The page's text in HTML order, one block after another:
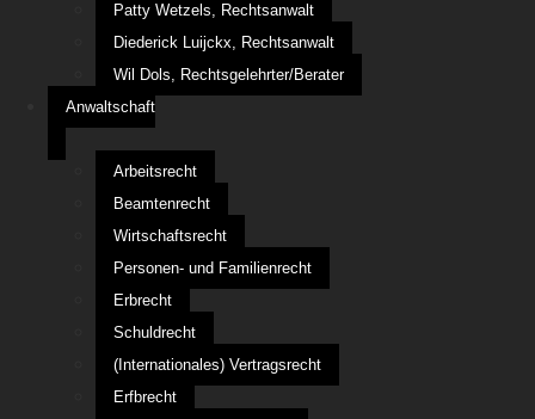
Patty Wetzels, Rechtsanwalt
Diederick Luijckx, Rechtsanwalt
Wil Dols, Rechtsgelehrter/Berater
Anwaltschaft
Arbeitsrecht
Beamtenrecht
Wirtschaftsrecht
Personen- und Familienrecht
Erbrecht
Schuldrecht
(Internationales) Vertragsrecht
Erfbrecht